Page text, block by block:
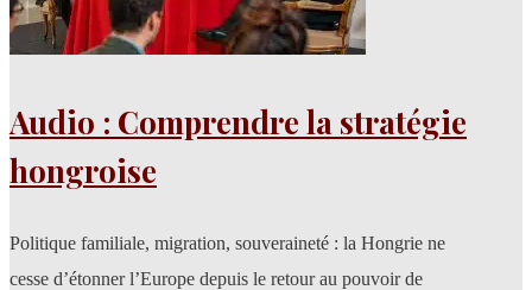
Audio : Comprendre la stratégie
hongroise
Politique familiale, migration, souveraineté : la Hongrie ne
cesse d’étonner l’Europe depuis le retour au pouvoir de